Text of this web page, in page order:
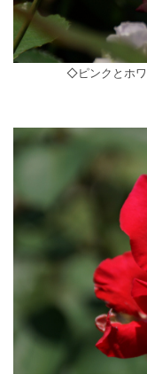
◇ピンクとホワ